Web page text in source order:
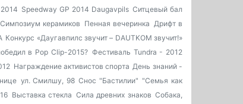
Speedway GP 2014 Daugavpils Ситцевый бал
Симпозиум керамиков Пенная вечеринка Дрифт в
Конкурс «Даугавпилс звучит – DAUTKOM звучит!»
в Pop Clip-2015? Фестиваль Tundra - 2012
Награждение активистов спорта День знаний -
ул. Смилшу, 98 Снос "Бастилии" "Семья как
Выставка стекла Сила древних знаков Собака,